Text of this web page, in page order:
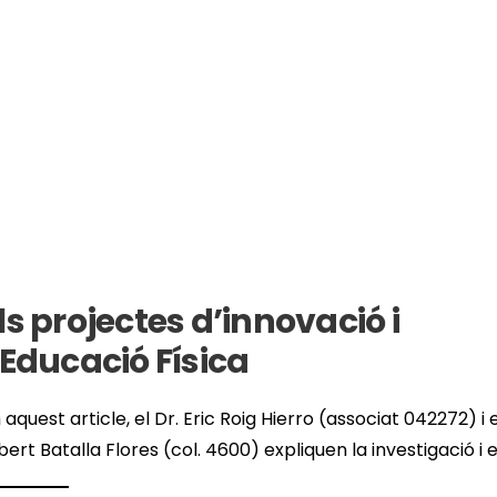
projectes d’innovació i
Física
aquest article, el Dr. Eric Roig Hierro (associat 042272) i
Batalla Flores (col. 4600) expliquen la investigació i